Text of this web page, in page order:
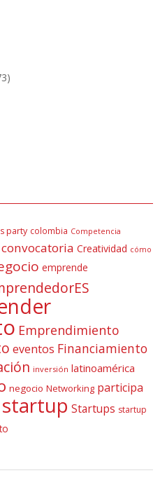
party colombia Competencia
convocatoria Creatividad cómo
emprende
Emprendimiento
eventos Financiamiento
inversión latinoamérica
negocio Networking participa
startup Startups startup